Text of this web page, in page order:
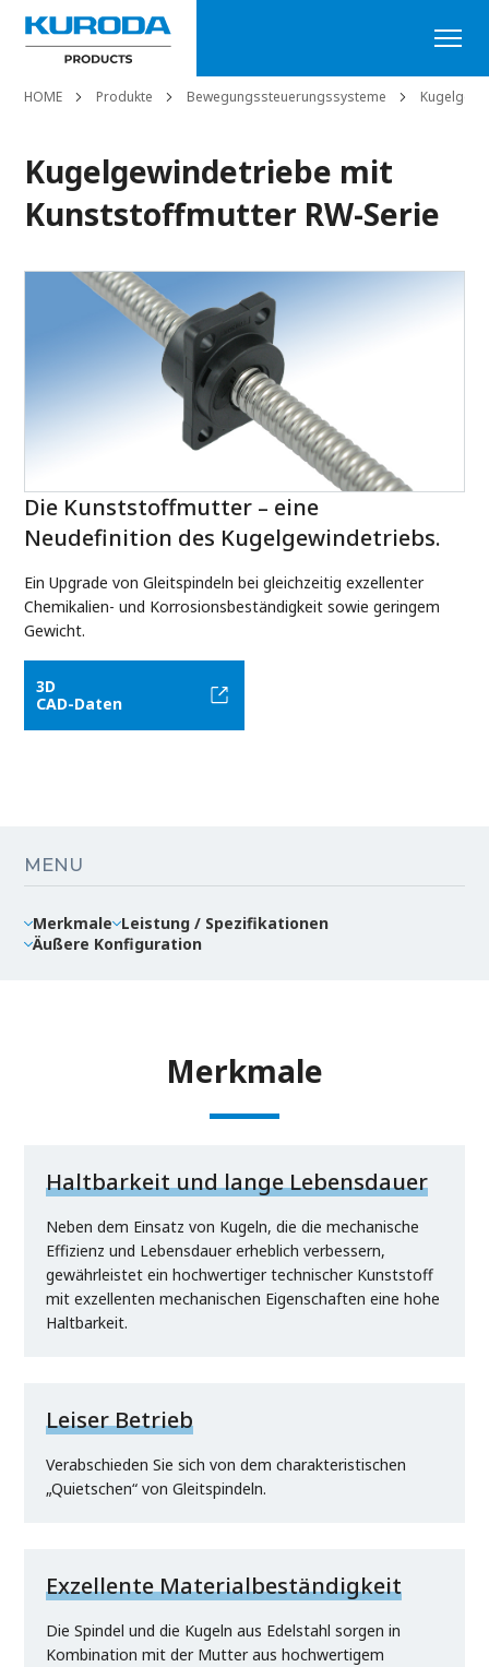
HOME Produkte Bewegungssteuerungssysteme
Kugelgewindetriebe mit
Kunststoffmutter RW-Serie
Die Kunststoffmutter – eine
Neudefinition des Kugelgewindetriebs.
Ein Upgrade von Gleitspindeln bei gleichzeitig exzellenter
Chemikalien- und Korrosionsbeständigkeit sowie geringem
Gewicht.
3D
CAD-Daten
MENU
Merkmale Leistung / Spezifikationen
Äußere Konfiguration
Merkmale
Haltbarkeit und lange Lebensdauer
Neben dem Einsatz von Kugeln, die die mechanische
Effizienz und Lebensdauer erheblich verbessern,
gewährleistet ein hochwertiger technischer Kunststoff
mit exzellenten mechanischen Eigenschaften eine hohe
Haltbarkeit.
Leiser Betrieb
Verabschieden Sie sich von dem charakteristischen
„Quietschen“ von Gleitspindeln.
Exzellente Materialbeständigkeit
Die Spindel und die Kugeln aus Edelstahl sorgen in
Kombination mit der Mutter aus hochwertigem